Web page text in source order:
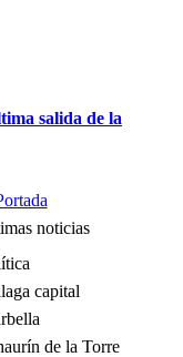
salida de la
noticias
capital
de la Torre